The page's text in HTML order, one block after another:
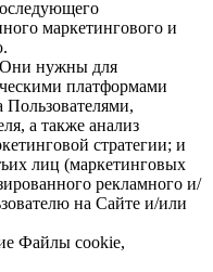
маркетингового и
Они нужны для
платформами
а также анализ
стратегии; и
лиц (маркетинговых
рекламного и/
на Сайте и/или
Файлы cookie,